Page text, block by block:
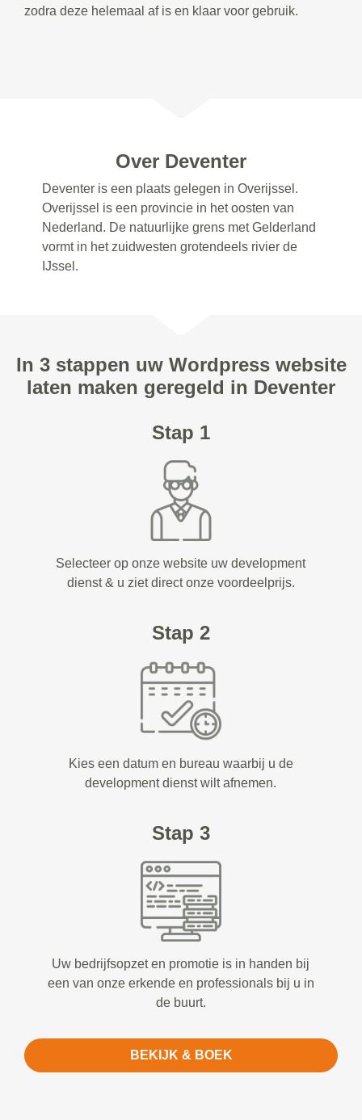
zodra deze helemaal af is en klaar voor gebruik.
Over Deventer
Deventer is een plaats gelegen in Overijssel.
Overijssel is een provincie in het oosten van
Nederland. De natuurlijke grens met Gelderland
vormt in het zuidwesten grotendeels rivier de
IJssel.
In 3 stappen uw Wordpress website
laten maken geregeld in Deventer
Stap 1
Selecteer op onze website uw development
dienst & u ziet direct onze voordeelprijs.
Stap 2
Kies een datum en bureau waarbij u de
development dienst wilt afnemen.
Stap 3
Uw bedrijfsopzet en promotie is in handen bij
een van onze erkende en professionals bij u in
de buurt.
BEKIJK & BOEK